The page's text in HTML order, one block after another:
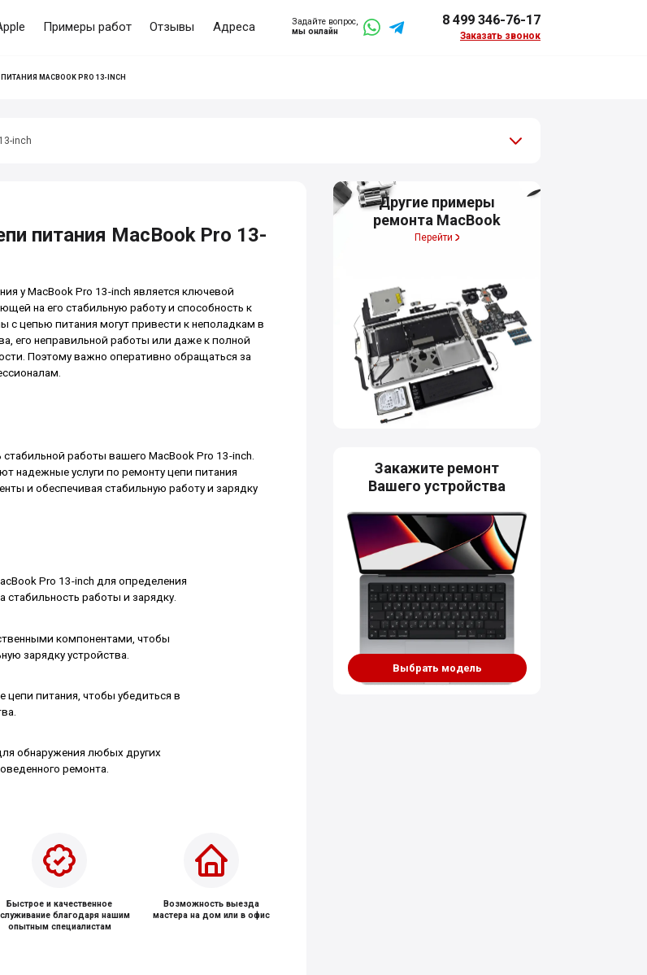
Примеры работ Отзывы Адреса
Задайте вопрос,
мы онлайн
8 499 346-76-17
Заказать звонок
MACBOOK PRO 13-INCH
inch
питания MacBook Pro 13-
у MacBook Pro 13-inch является ключевой
на его стабильную работу и способность к
с цепью питания могут привести к неполадкам в
его неправильной работы или даже к полной
Поэтому важно оперативно обращаться за
работы вашего MacBook Pro 13-inch.
надежные услуги по ремонту цепи питания
и обеспечивая стабильную работу и зарядку
Pro 13-inch для определения
работы и зарядку.
компонентами, чтобы
зарядку устройства.
питания, чтобы убедиться в
обнаружения любых других
ремонта.
Быстрое и качественное
благодаря нашим
опытным специалистам
Возможность выезда
мастера на дом или в офис
Другие примеры
ремонта MacBook
Перейти
Закажите ремонт
Вашего устройства
Выбрать модель